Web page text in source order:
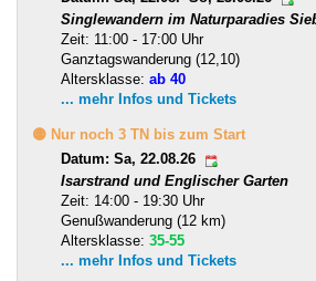
Singlewandern im Naturparadies
Zeit: 11:00 - 17:00 Uhr
Ganztagswanderung (12,10)
Altersklasse: ab 40
... mehr Infos und Tickets
🟡 Nur noch 3 TN bis zum Start
Datum: Sa, 22.08.26
Isarstrand und Englischer Garten
Zeit: 14:00 - 19:30 Uhr
Genußwanderung (12 km)
Altersklasse: 35-55
... mehr Infos und Tickets